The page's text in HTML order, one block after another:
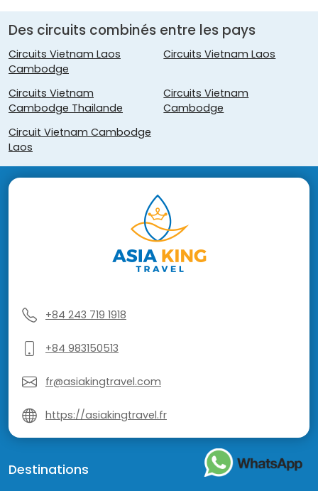
Des circuits combinés entre les pays
Circuits Vietnam Laos
Cambodge
Circuits Vietnam Laos
Circuits Vietnam
Cambodge Thailande
Circuits Vietnam
Cambodge
Circuit Vietnam Cambodge
Laos
+84 243 719 1918
+84 983150513
fr@asiakingtravel.com
https://asiakingtravel.fr
Destinations